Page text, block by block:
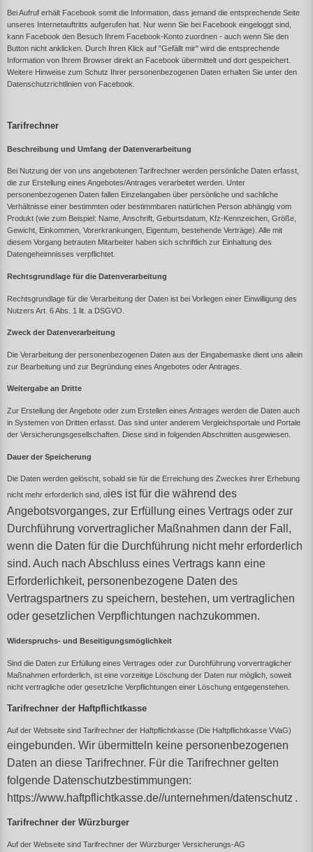
Bei Aufruf erhält Facebook somit die Information, dass jemand die entsprechende Seite
unseres Internetauftritts aufgerufen hat. Nur wenn Sie bei Facebook eingeloggt sind,
kann Facebook den Besuch Ihrem Facebook-Konto zuordnen - auch wenn Sie den
Button nicht anklicken. Durch Ihren Klick auf "Gefällt mir" wird die entsprechende
Information von Ihrem Browser direkt an Facebook übermittelt und dort gespeichert.
Weitere Hinweise zum Schutz Ihrer personenbezogenen Daten erhalten Sie unter den
Datenschutzrichtlinien von Facebook.
Tarifrechner
Beschreibung und Umfang der Datenverarbeitung
Bei Nutzung der von uns angebotenen Tarifrechner werden persönliche Daten erfasst,
die zur Erstellung eines Angebotes/Antrages verarbeitet werden. Unter
personenbezogenen Daten fallen Einzelangaben über persönliche und sachliche
Verhältnisse einer bestimmten oder bestimmbaren natürlichen Person abhängig vom
Produkt (wie zum Beispiel: Name, Anschrift, Geburtsdatum, Kfz-Kennzeichen, Größe,
Gewicht, Einkommen, Vorerkrankungen, Eigentum, bestehende Verträge). Alle mit
diesem Vorgang betrauten Mitarbeiter haben sich schriftlich zur Einhaltung des
Datengeheimnisses verpflichtet.
Rechtsgrundlage für die Datenverarbeitung
Rechtsgrundlage für die Verarbeitung der Daten ist bei Vorliegen einer Einwilligung des
Nutzers Art. 6 Abs. 1 lit. a DSGVO.
Zweck der Datenverarbeitung
Die Verarbeitung der personenbezogenen Daten aus der Eingabemaske dient uns allein
zur Bearbeitung und zur Begründung eines Angebotes oder Antrages.
Weitergabe an Dritte
Zur Erstellung der Angebote oder zum Erstellen eines Antrages werden die Daten auch
in Systemen von Dritten erfasst. Das sind unter anderem Vergleichsportale und Portale
der Versicherungsgesellschaften. Diese sind in folgenden Abschnitten ausgewiesen.
Dauer der Speicherung
Die Daten werden gelöscht, sobald sie für die Erreichung des Zweckes ihrer Erhebung
nicht mehr erforderlich sind, dies ist für die während des
Angebotsvorganges, zur Erfüllung eines Vertrags oder zur
Durchführung vorvertraglicher Maßnahmen dann der Fall,
wenn die Daten für die Durchführung nicht mehr erforderlich
sind. Auch nach Abschluss eines Vertrags kann eine
Erforderlichkeit, personenbezogene Daten des
Vertragspartners zu speichern, bestehen, um vertraglichen
oder gesetzlichen Verpflichtungen nachzukommen.
Widerspruchs- und Beseitigungsmöglichkeit
Sind die Daten zur Erfüllung eines Vertrages oder zur Durchführung vorvertraglicher
Maßnahmen erforderlich, ist eine vorzeitige Löschung der Daten nur möglich, soweit
nicht vertragliche oder gesetzliche Verpflichtungen einer Löschung entgegenstehen.
Tarifrechner der Haftpflichtkasse
Auf der Webseite sind Tarifrechner der Haftpflichtkasse (Die Haftpflichtkasse VVaG)
eingebunden. Wir übermitteln keine personenbezogenen
Daten an diese Tarifrechner. Für die Tarifrechner gelten
folgende Datenschutzbestimmungen:
https://www.haftpflichtkasse.de//unternehmen/datenschutz .
Tarifrechner der Würzburger
Auf der Webseite sind Tarifrechner der Würzburger Versicherungs-AG